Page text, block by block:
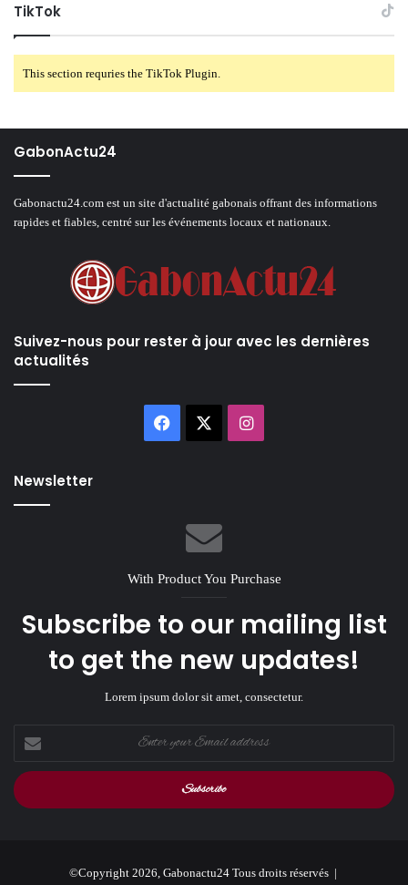
TikTok
This section requries the TikTok Plugin.
GabonActu24
Gabonactu24.com est un site d'actualité gabonais offrant des informations
rapides et fiables, centré sur les événements locaux et nationaux.
Suivez-nous pour rester à jour avec les dernières
actualités
Facebook Instagram
Newsletter
With Product You Purchase
Subscribe to our mailing list
to get the new updates!
Lorem ipsum dolor sit amet, consectetur.
your
Email
address
©Copyright 2026, Gabonactu24 Tous droits réservés |